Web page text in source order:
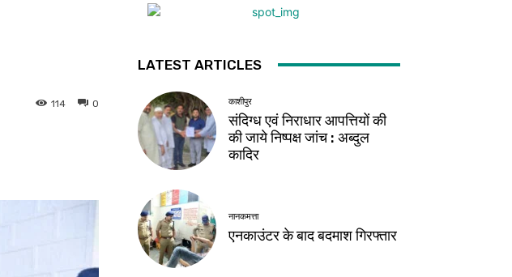
0
114
LATEST ARTICLES
काशीपुर
संदिग्ध एवं निराधार आपत्तियों की
की जाये निष्पक्ष जांच : अब्दुल
कादिर
नानकमत्ता
एनकाउंटर के बाद बदमाश गिरफ्तार